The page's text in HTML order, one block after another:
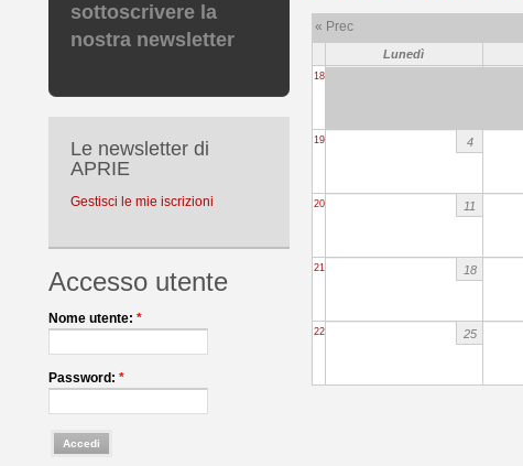
sottoscrivere la
nostra newsletter
Le newsletter di
APRIE
Gestisci le mie iscrizioni
Accesso utente
Nome utente: *
Password: *
« Prec
Lunedì
18
19 4
20 11
21 18
22 25